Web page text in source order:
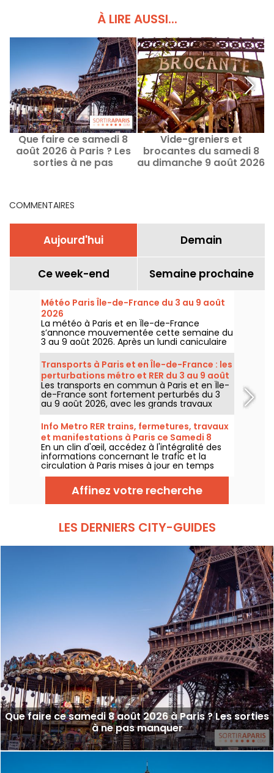
À LIRE AUSSI...
Que faire ce samedi 8
août 2026 à Paris ? Les
sorties à ne pas
Vide-greniers et
brocantes du samedi 8
au dimanche 9 août 2026
COMMENTAIRES
Aujourd'hui Demain
Ce week-end Semaine prochaine
Météo Paris Île-de-France du 3 au 9 août
2026
La météo à Paris et en Île-de-France
s’annonce mouvementée cette semaine du
3 au 9 août 2026. Après un lundi caniculaire
marqué par un risque d’orages, les
températures vont progressivement baisser
avant le retour d’un temps plus chaud et
ensoleillé pour le week-end.
Transports à Paris et en Île-de-France : les
perturbations métro et RER du 3 au 9 août
2026
Les transports en commun à Paris et en Île-
de-France sont fortement perturbés du 3
au 9 août 2026, avec les grands travaux
d'été qui impactent très durement
certaines lignes, selon la RATP et SNCF.
Info Metro RER trains, fermetures, travaux
et manifestations à Paris ce Samedi 8
août 2026
En un clin d'œil, accédez à l'intégralité des
informations concernant le trafic et la
circulation à Paris mises à jour en temps
réel. Metro RER et Transilien de la RATP,
travaux, circulation, grands évènements et
manifestations, on vous donne toutes les
informations pratiques à connaître avant de
Affinez votre recherche
LES DERNIERS CITY-GUIDES
Que faire ce samedi 8 août 2026 à Paris ? Les sorties
à ne pas manquer